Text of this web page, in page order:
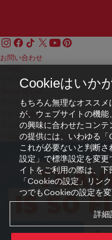
お問い合わせ
プライバシーポリシー
アクセシビリティ
プレス連絡先
クッキーの設定
© Copyright WienTourismus
Cookieはいか
もちろん無理なオスス
が、ウェブサイトの機
の興味に合わせたコンテ
の提供には、いわゆる「
これが必要ないと判断
設定」で標準設定を変
イトをご利用の際は、下
「Cookieの設定」リン
つでもCookieの設定を変
詳細